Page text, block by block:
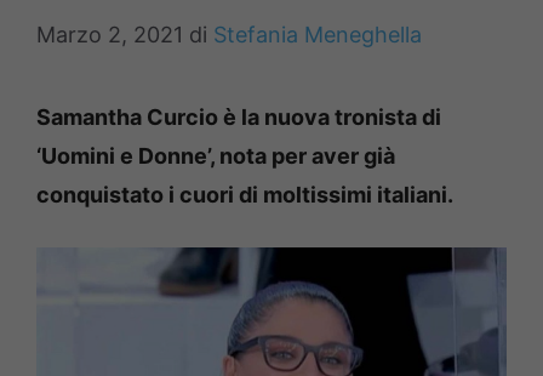
Marzo 2, 2021 di Stefania Meneghella
Samantha Curcio è la nuova tronista di
‘Uomini e Donne’, nota per aver già
conquistato i cuori di moltissimi italiani.